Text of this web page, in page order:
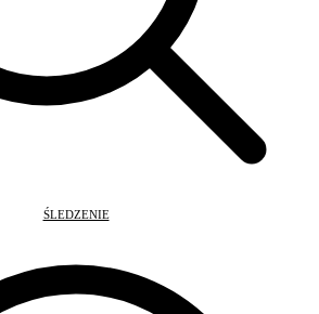
ŚLEDZENIE